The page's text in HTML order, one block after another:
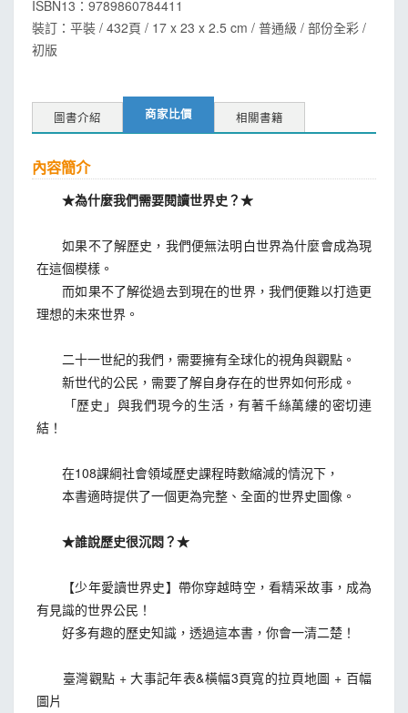
ISBN13： 9789860784411
裝訂：平裝 / 432頁 / 17 x 23 x 2.5 cm / 普通級 / 部份全彩 /
初版
圖書介紹 商家比價 相關書籍
內容簡介
★為什麼我們需要閱讀世界史？★
如果不了解歷史，我們便無法明白世界為什麼會成為現
在這個模樣。
而如果不了解從過去到現在的世界，我們便難以打造更
理想的未來世界。
二十一世紀的我們，需要擁有全球化的視角與觀點。
新世代的公民，需要了解自身存在的世界如何形成。
「歷史」與我們現今的生活，有著千絲萬縷的密切連
結！
在108課綱社會領域歷史課程時數縮減的情況下，
本書適時提供了一個更為完整、全面的世界史圖像。
★誰說歷史很沉悶？★
【少年愛讀世界史】帶你穿越時空，看精采故事，成為
有見識的世界公民！
好多有趣的歷史知識，透過這本書，你會一清二楚！
臺灣觀點 + 大事記年表&橫幅3頁寬的拉頁地圖 + 百幅
圖片